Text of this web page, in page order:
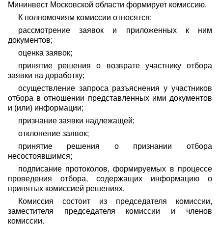
Мининвест Московской области формирует комиссию.
К полномочиям комиссии относятся:
рассмотрение заявок и приложенных к ним
документов;
оценка заявок;
принятие решения о возврате участнику отбора
заявки на доработку;
осуществление запроса разъяснения у участников
отбора в отношении представленных ими документов
и (или) информации;
признание заявки надлежащей;
отклонение заявок;
принятие решения о признании отбора
несостоявшимся;
подписание протоколов, формируемых в процессе
проведения отбора, содержащих информацию о
принятых комиссией решениях.
Комиссия состоит из председателя комиссии,
заместителя председателя комиссии и членов
комиссии.